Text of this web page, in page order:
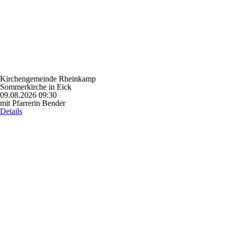
Kirchengemeinde Rheinkamp
Sommerkirche in Eick
09.08.2026 09:30
mit Pfarrerin Bender
Details